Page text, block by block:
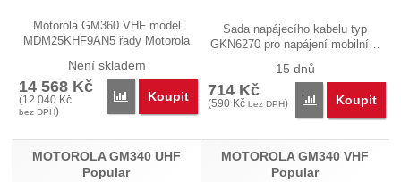
Motorola GM360 VHF model
MDM25KHF9AN5 řady Motorola
Není skladem
14 568 Kč
(12 040 Kč
bez DPH)
Přidat 'MOTOROLA GM360 VHF Versatile' k
Koupit
Sada napájecího kabelu typ
GKN6270 pro napájení mobilní…
15 dnů
714 Kč
(590 Kč bez DPH) Přidat
Koupit
MOTOROLA GM340 UHF
Popular
MOTOROLA GM340 VHF
Popular